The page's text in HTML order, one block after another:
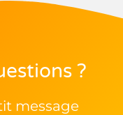
?
message